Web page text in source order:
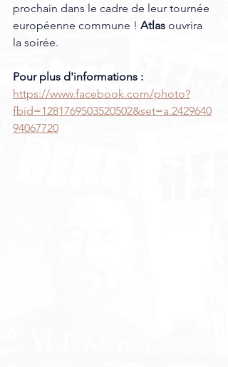
prochain dans le cadre de leur tournée
européenne commune ! Atlas ouvrira
la soirée.
Pour plus d'informations :
https://www.facebook.com/photo?
fbid=1281769503520502&set=a.2429640
94067720